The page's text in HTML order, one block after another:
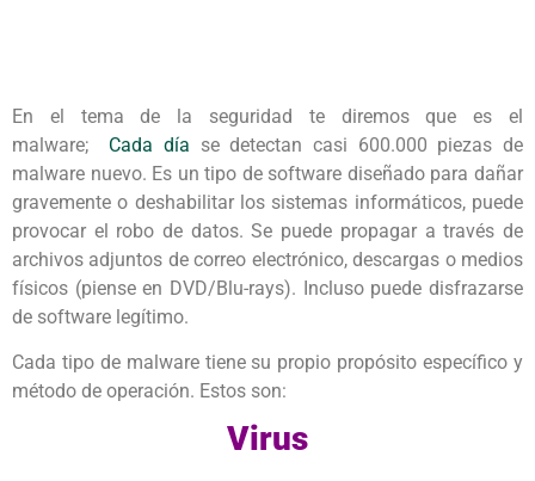
En el tema de la seguridad te diremos que es el
malware; Cada día se detectan casi 600.000 piezas de
malware nuevo. Es un tipo de software diseñado para dañar
gravemente o deshabilitar los sistemas informáticos, puede
provocar el robo de datos. Se puede propagar a través de
archivos adjuntos de correo electrónico, descargas o medios
físicos (piense en DVD/Blu-rays). Incluso puede disfrazarse
de software legítimo.
Cada tipo de malware tiene su propio propósito específico y
método de operación. Estos son:
Virus